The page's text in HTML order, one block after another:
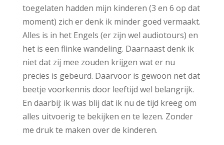
toegelaten hadden mijn kinderen (3 en 6 op dat
moment) zich er denk ik minder goed vermaakt.
Alles is in het Engels (er zijn wel audiotours) en
het is een flinke wandeling. Daarnaast denk ik
niet dat zij mee zouden krijgen wat er nu
precies is gebeurd. Daarvoor is gewoon net dat
beetje voorkennis door leeftijd wel belangrijk.
En daarbij: ik was blij dat ik nu de tijd kreeg om
alles uitvoerig te bekijken en te lezen. Zonder
me druk te maken over de kinderen.